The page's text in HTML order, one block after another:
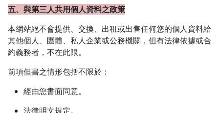
五、與第三人共用個人資料之政策
本網站絕不會提供、交換、出租或出售任何您的個人資料給
其他個人、團體、私人企業或公務機關，但有法律依據或合
約義務者，不在此限。
前項但書之情形包括不限於：
經由您書面同意。
法律明文規定。